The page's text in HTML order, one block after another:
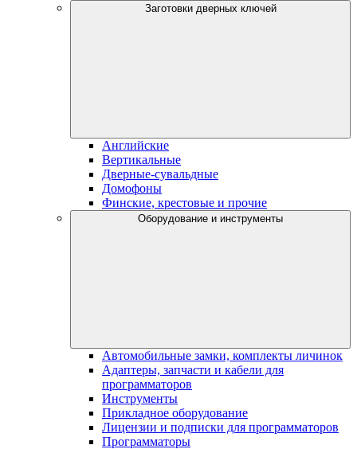
Заготовки дверных ключей
Английские
Вертикальные
Дверные-сувальдные
Домофоны
Финские, крестовые и прочие
Оборудование и инструменты
Автомобильные замки, комплекты личинок
Адаптеры, запчасти и кабели для
программаторов
Инструменты
Прикладное оборудование
Лицензии и подписки для программаторов
Программаторы